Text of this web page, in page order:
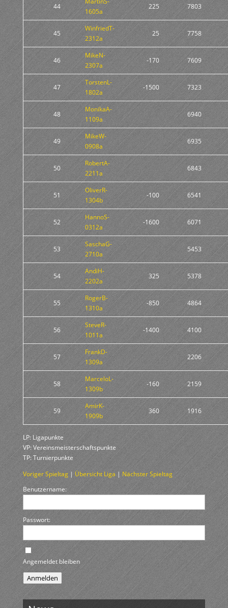
44
1605a
225 7803
45
WinfriedT-
2312a
25 7758
46
MikeN-
2307a
-170 7609
47
TorstenL-
1802a
-1500 7323
48
MonikaA-
1109a
6940
49
MikeW-
0908a
6935
50
RobertA-
2211a
6843
51
OliverR-
1304b
-100 6541
52
HannoS-
0312a
-1600 6071
53
SaschaG-
2710a
5453
54
AndiH-
2202a
325 5378
55
RogerB-
1310a
-850 4864
56
SteveR-
1011a
-1400 4100
57
FrankD-
1309a
2206
58
MarceloL-
1309b
-160 2159
59
AmirK-
1909b
360 1916
LP: Ligapunkte
VP: Vereinsmeisterschaftspunkte
TP: Turnierpunkte
Voriger Spieltag| Übersicht Liga | Nächster Spieltag
Benutzername:
Passwort:
Angemeldet bleiben
Anmelden